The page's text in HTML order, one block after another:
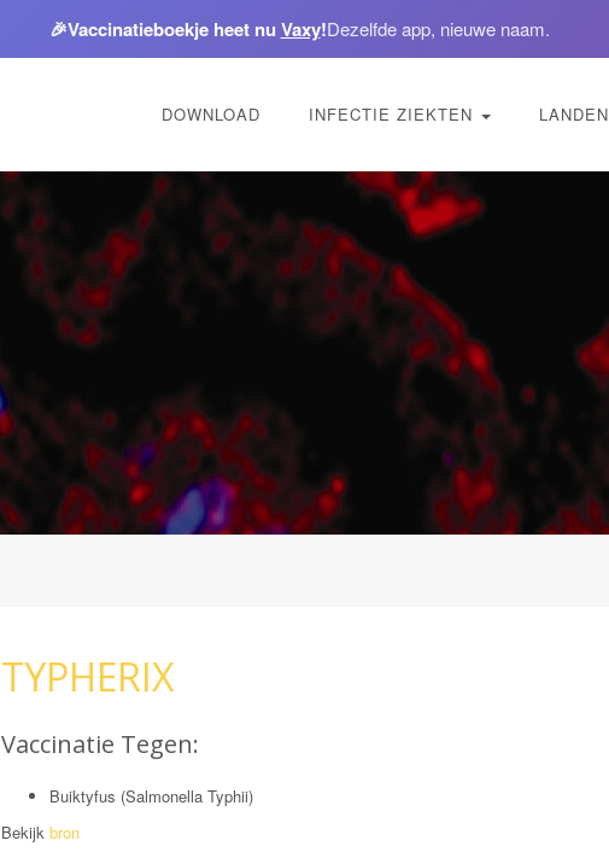
🎉Vaccinatieboekje heet nu Vaxy!Dezelfde app, nieuwe naam.
DOWNLOAD INFECTIE ZIEKTEN LANDEN
TYPHERIX
Vaccinatie Tegen:
Buiktyfus (Salmonella Typhii)
Bekijk bron